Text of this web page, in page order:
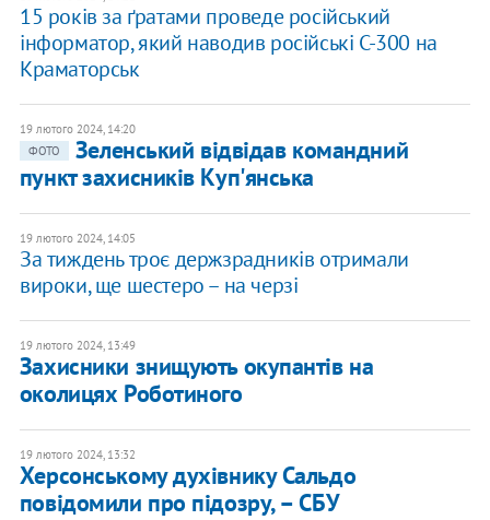
15 років за ґратами проведе російський
інформатор, який наводив російські С-300 на
Краматорськ
19 лютого 2024, 14:20
ФОТО
Зеленський відвідав командний
пункт захисників Куп'янська
19 лютого 2024, 14:05
​За тиждень троє держзрадників отримали
вироки, ще шестеро – на черзі
19 лютого 2024, 13:49
Захисники знищують окупантів на
околицях Роботиного
19 лютого 2024, 13:32
Херсонському духівнику Сальдо
повідомили про підозру, – СБУ